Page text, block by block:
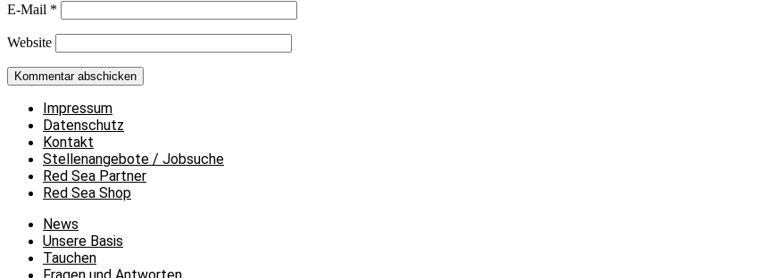
E-Mail *
Website
Impressum
Datenschutz
Kontakt
Stellenangebote / Jobsuche
Red Sea Partner
Red Sea Shop
News
Unsere Basis
Tauchen